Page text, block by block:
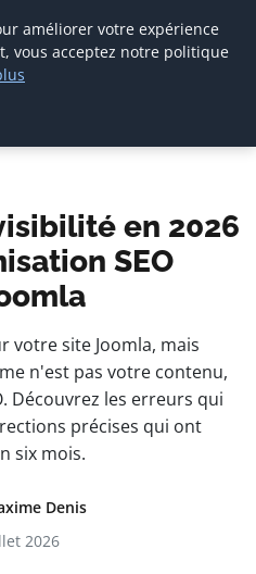
Media Com
digitale & stratégie web
une optimisation SEO
en 2026
SEO
votre site Joomla, mais
n'est pas votre contenu,
Découvrez les erreurs qui
précises qui ont
six mois.
Denis
2026
améliorer votre expérience
vous acceptez notre politique